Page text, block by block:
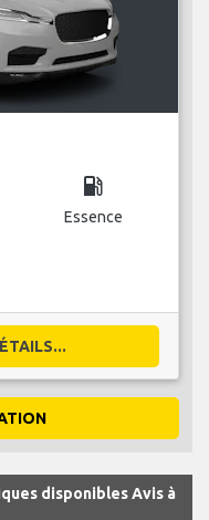
local_gas_station
Essence
disponibles Avis à